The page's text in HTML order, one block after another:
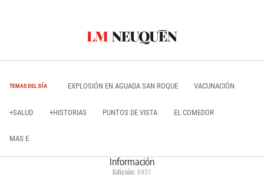
TEMAS DEL DÍA EXPLOSIÓN EN AGUADA SAN ROQUE VACUNACIÓN
+SALUD +HISTORIAS PUNTOS DE VISTA EL COMEDOR
MAS E
Información
Edición: 6951